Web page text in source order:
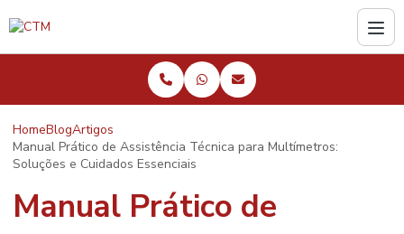
HomeBlogArtigos
Manual Prático de Assistência Técnica para Multímetros:
Soluções e Cuidados Essenciais
Manual Prático de